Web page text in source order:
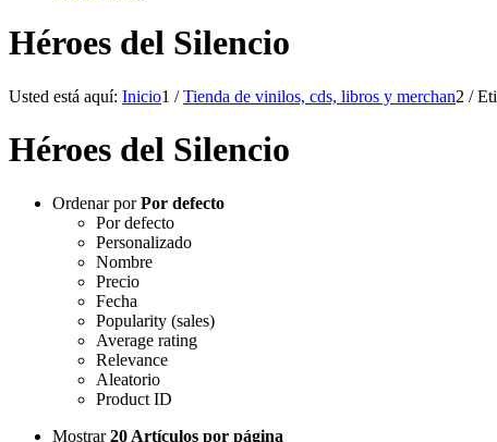
Héroes del Silencio
Usted está aquí: Inicio1 / Tienda de vinilos, cds, libros y merchan2 /
Héroes del Silencio
Ordenar porPor defecto
Por defecto
Personalizado
Nombre
Precio
Fecha
Popularity (sales)
Average rating
Relevance
Aleatorio
Product ID
Mostrar20 Artículos por página